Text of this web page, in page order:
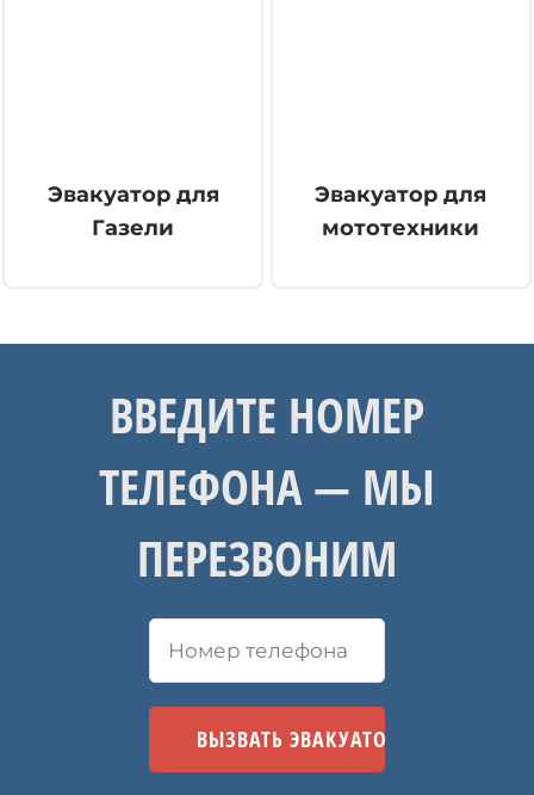
Эвакуатор для
Газели
Эвакуатор для
мототехники
ВВЕДИТЕ НОМЕР
ТЕЛЕФОНА — МЫ
ПЕРЕЗВОНИМ